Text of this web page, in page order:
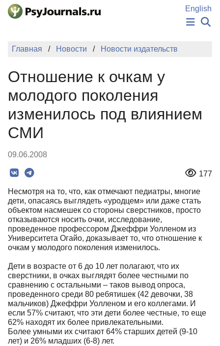
Перейти к основному содержанию
English
НОВОСТИ
ПОДАТЬ РУКОПИСЬ
КЛЮЧЕВЫЕ СЛОВА
Регистрация
Вход
Главная Новости Новости издательств
Отношение к очкам у
молодого поколения
изменилось под влиянием
СМИ
09.06.2008
177
Несмотря на то, что, как отмечают педиатры, многие
дети, опасаясь выглядеть «уродцем» или даже стать
объектом насмешек со стороны сверстников, просто
отказываются носить очки, исследование,
проведенное профессором Джеффри Уолленом из
Университета Огайо, доказывает то, что отношение к
очкам у молодого поколения изменилось.
Дети в возрасте от 6 до 10 лет полагают, что их
сверстники, в очках выглядят более честными по
сравнению с остальными – таков вывод опроса,
проведенного среди 80 ребятишек (42 девочки, 38
мальчиков) Джеффри Уолленом и его коллегами. И
если 57% считают, что эти дети более честные, то еще
62% находят их более привлекательными.
Более умными их считают 64% старших детей (9-10
лет) и 26% младших (6-8) лет.